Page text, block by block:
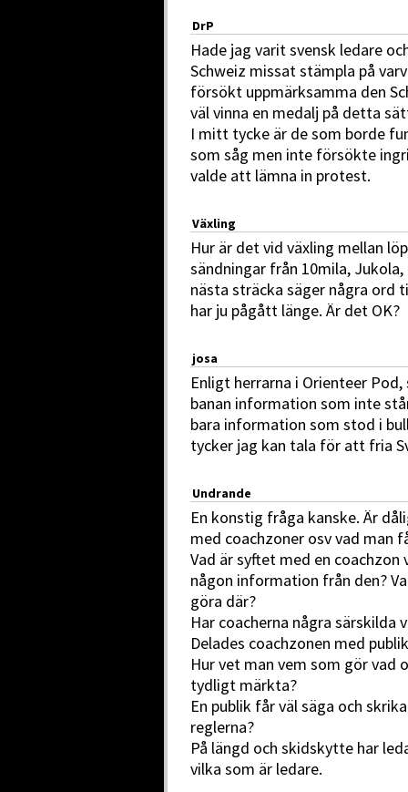
DrP
Hade jag varit svensk ledare
Schweiz missat stämpla på
försökt uppmärksamma den
väl vinna en medalj på detta
I mitt tycke är de som borde
som såg men inte försökte
valde att lämna in protest.
Växling
Hur är det vid växling mellan
sändningar från 10mila,
nästa sträcka säger några ord
har ju pågått länge. Är det OK?
josa
Enligt herrarna i Orienteer
banan information som inte
bara information som stod i
tycker jag kan tala för att fria
Undrande
En konstig fråga kanske. Är
med coachzoner osv vad man
Vad är syftet med en
någon information från den?
göra där?
Har coacherna några särskilda
Delades coachzonen med
Hur vet man vem som gör vad
tydligt märkta?
En publik får väl säga och
reglerna?
På längd och skidskytte har
vilka som är ledare.